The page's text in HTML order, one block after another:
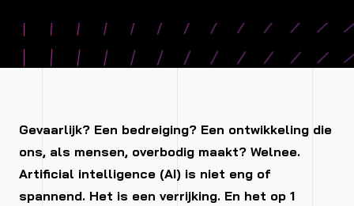
Gevaarlijk? Een bedreiging? Een ontwikkeling die
ons, als mensen, overbodig maakt? Welnee.
Artificial intelligence (AI) is niet eng of
spannend. Het is een verrijking. En het op 1